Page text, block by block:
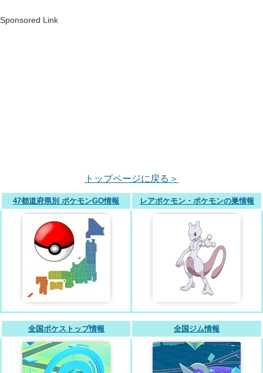
Sponsored Link
トップページに戻る＞
47都道府県別 ポケモンGO情報 レアポケモン・ポケモンの巣情報
全国ポケストップ情報 全国ジム情報